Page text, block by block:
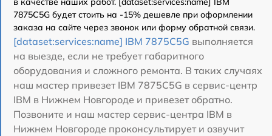
7875C5G будет стоить на -15% дешевле при оформлении
заказа на сайте через звонок или форму обратной связи.
[dataset:services:name] IBM 7875C5G выполняется
на выезде, если не требует габаритного
оборудования и сложного ремонта. В таких случаях
наш мастер привезет IBM 7875C5G в сервис-центр
IBM в Нижнем Новгороде и привезет обратно.
Позвоните и наш мастер сервис-центра IBM в
Нижнем Новгороде проконсультирует и озвучит